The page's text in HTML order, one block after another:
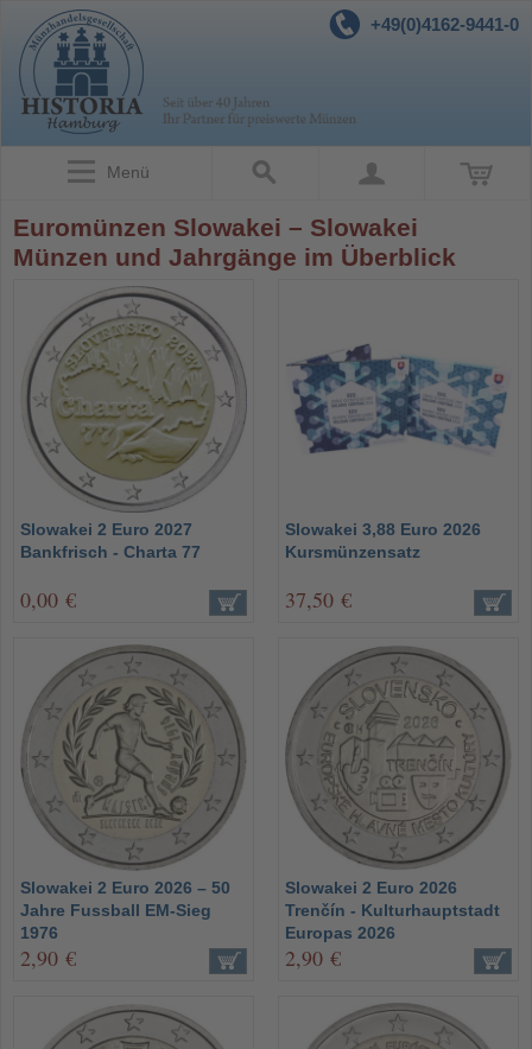
+49(0)4162-9441-0
Menü
Euromünzen Slowakei – Slowakei
Münzen und Jahrgänge im Überblick
Slowakei 2 Euro 2027
Bankfrisch - Charta 77
0,00 €
Slowakei 3,88 Euro 2026
Kursmünzensatz
37,50 €
Slowakei 2 Euro 2026 – 50
Jahre Fussball EM-Sieg
1976
2,90 €
Slowakei 2 Euro 2026
Trenčín - Kulturhauptstadt
Europas 2026
2,90 €